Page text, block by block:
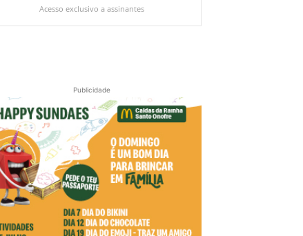
Acesso exclusivo a assinantes
Publicidade